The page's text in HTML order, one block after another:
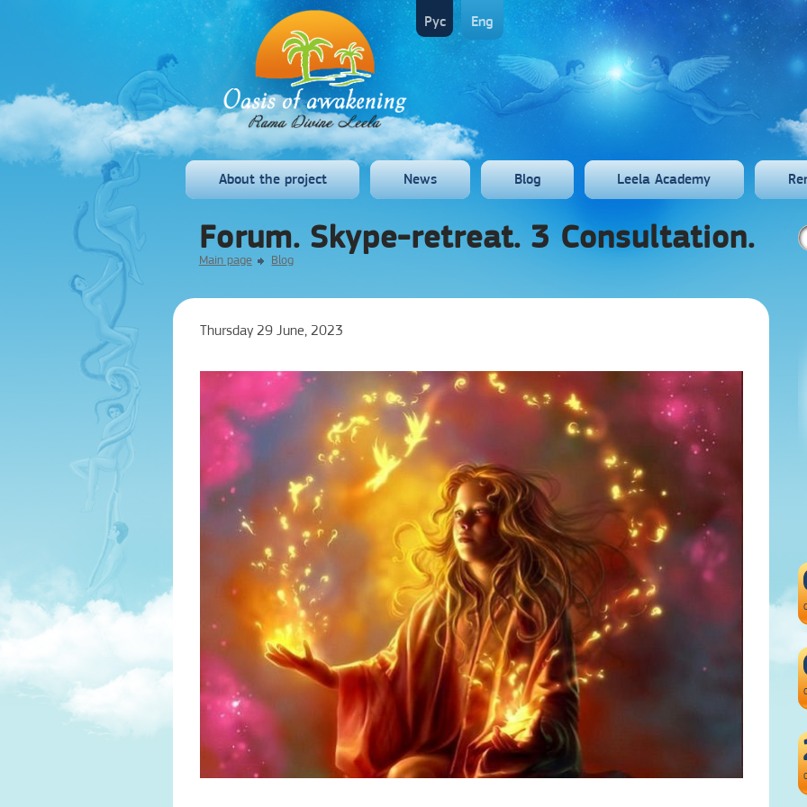
Рус Eng
About the project News Blog Leela Academy
Forum. Skype-retreat. 3 Consultation.
Main page Blog
Thursday 29 June, 2023